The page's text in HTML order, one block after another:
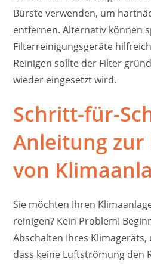
Bürste verwenden, um
entfernen. Alternativ können
Filterreinigungsgeräte
Reinigen sollte der Filter
wieder eingesetzt wird.
Schritt-für-
Anleitung zur
von
Sie möchten Ihren
reinigen? Kein Problem!
Abschalten Ihres Klimageräts,
dass keine Luftströmung den